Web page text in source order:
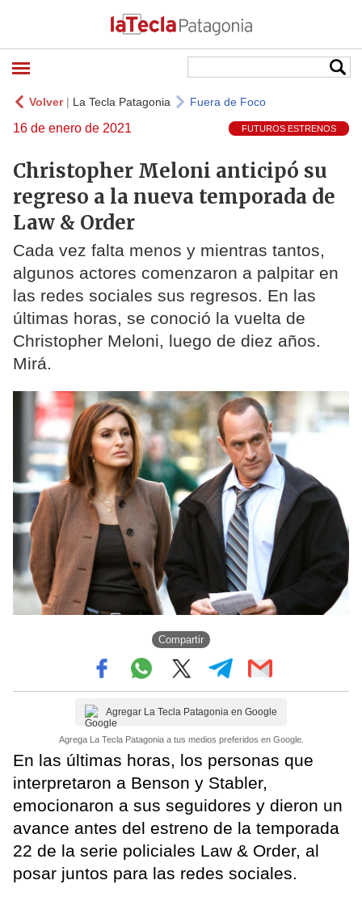
Volver| La Tecla Patagonia Fuera de Foco
16 de enero de 2021 FUTUROS ESTRENOS
Christopher Meloni anticipó su
regreso a la nueva temporada de
Law & Order
Cada vez falta menos y mientras tantos,
algunos actores comenzaron a palpitar en
las redes sociales sus regresos. En las
últimas horas, se conoció la vuelta de
Christopher Meloni, luego de diez años.
Mirá.
Compartir
Agregar La Tecla Patagonia en Google
Agrega La Tecla Patagonia a tus medios preferidos en Google.
En las últimas horas, los personas que
interpretaron a Benson y Stabler,
emocionaron a sus seguidores y dieron un
avance antes del estreno de la temporada
22 de la serie policiales Law & Order, al
posar juntos para las redes sociales.